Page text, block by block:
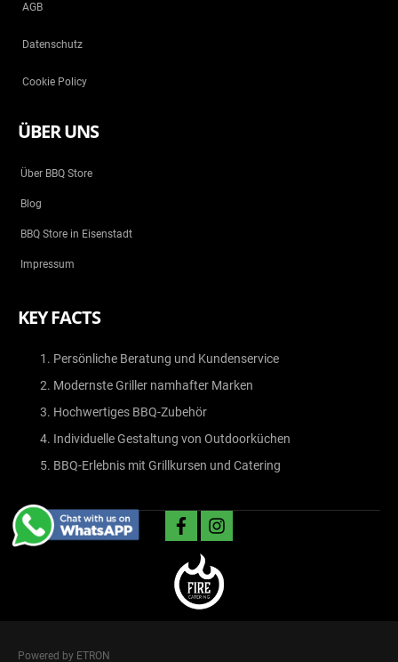
AGB
Datenschutz
Cookie Policy
ÜBER UNS
Über BBQ Store
Blog
BBQ Store in Eisenstadt
Impressum
KEY FACTS
Persönliche Beratung und Kundenservice
Modernste Griller namhafter Marken
Hochwertiges BBQ-Zubehör
Individuelle Gestaltung von Outdoorküchen
BBQ-Erlebnis mit Grillkursen und Catering
facebookinstagram
Powered by ETRON